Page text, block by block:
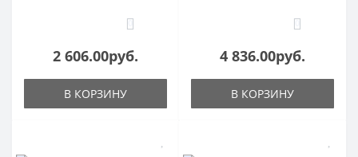
0
2 606.00руб.
В КОРЗИНУ
0
4 836.00руб.
В КОРЗИНУ